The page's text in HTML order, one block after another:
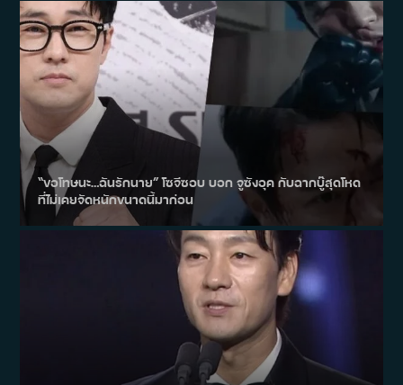
“ขอโทษนะ…ฉันรักนาย” โซจีซอบ บอก จูซังอุค กับฉากบู๊สุดโหด
ที่ไม่เคยจัดหนักขนาดนี้มาก่อน